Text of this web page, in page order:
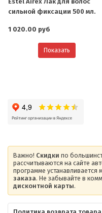
сильной фиксации 500 мл.
1 020.00 руб
Показать
Важно! Скидки по
рассчитываются на сайте
программе
заказа. Не забывайте в
дисконтной карты.